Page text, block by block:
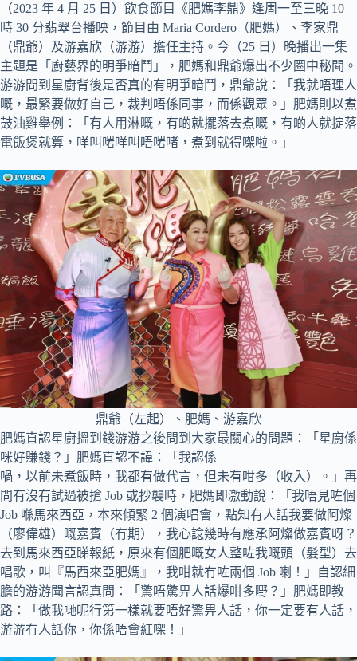
（2023 年 4 月 25 日）飲食節目《肥媽李鼎》逢周一至三晚 10
時 30 分翡翠台播映，節目由 Maria Cordero（肥媽）、李家鼎
（鼎爺）及游嘉欣（游游）擔任主持。今（25 日）晚播出一集
主題是「廚藝界的明爭暗鬥」，肥媽和鼎爺爆出不少圈中秘聞。
游游問到星廚背後是否真的有明爭暗鬥，鼎爺說：「我就唔理人
嘅，最緊要做好自己，裁判唔係同事，而係觀眾。」肥媽則以煮
鼓油雞舉例：「有人用淋嘅，有啲就擺落去煮嘅，有啲人就掟落
電飯煲就算，咩叫啱咩叫唔啱啫，煮到就得㗎啦。」
鼎爺（左起）、肥媽、游嘉欣
肥媽直認星廚搵到錢游游之後問到大家最關心的問題：「星廚係
咪好賺錢？」肥媽直認不諱：「我認係
喎，以前未煮飯時，我都有做代言，但未有咁多（收入）。」再
問有沒有試過被搶 Job 或抄襲時，肥媽即激動說：「我唔見咗個
Job 喺馬來西亞，本來傾緊 2 個演唱會，點知有人話我要做阿燦
（廖偉雄）嘅嘉賓（冇期），我心諗幾時有應承阿燦做嘉賓呀？
去到馬來西亞睇報紙，原來有個肥嘅女人整咗我嘅頭（髮型）去
唱歌，叫『馬西來亞肥媽』，我咁就冇咗兩個 Job 喇！」自認細
膽的游游聞言認真問：「驚唔驚畀人話爆咁多嘢？」肥媽即教
路：「做我哋呢行第一樣就要唔好驚畀人話，你一定要有人話，
游游冇人話你，你係唔會紅㗎！」